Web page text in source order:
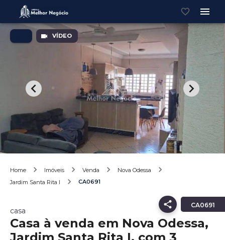
VÍDEO
Home Imóveis Venda
Nova Odessa
Jardim Santa Rita I
CA0691
CA0691
casa
Casa à venda em Nova Odessa,